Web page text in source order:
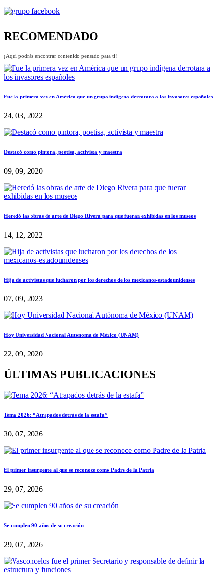
RECOMENDADO
¡Aquí podrás encontrar contenido pensado para ti!
Fue la primera vez en América que un grupo indígena derrotara a los invasores españoles
24, 03, 2022
Destacó como pintora, poetisa, activista y maestra
09, 09, 2020
Heredó las obras de arte de Diego Rivera para que fueran exhibidas en los museos
14, 12, 2022
Hija de activistas que lucharon por los derechos de los mexicanos-estadounidenses
07, 09, 2023
Hoy Universidad Nacional Autónoma de México (UNAM)
22, 09, 2020
ÚLTIMAS PUBLICACIONES
Tema 2026: “Atrapados detrás de la estafa”
30, 07, 2026
El primer insurgente al que se reconoce como Padre de la Patria
29, 07, 2026
Se cumplen 90 años de su creación
29, 07, 2026